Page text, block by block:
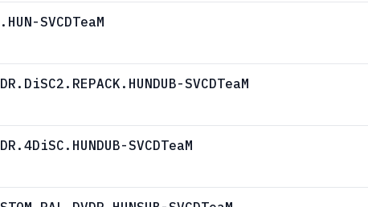
SVCDTeaM
SVCDTeaM
SVCDTeaM